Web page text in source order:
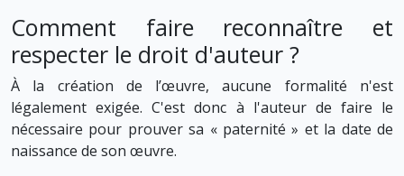
Comment faire reconnaître et
respecter le droit d'auteur ?
À la création de l’œuvre, aucune formalité n'est
légalement exigée. C'est donc à l'auteur de faire le
nécessaire pour prouver sa « paternité » et la date de
naissance de son œuvre.